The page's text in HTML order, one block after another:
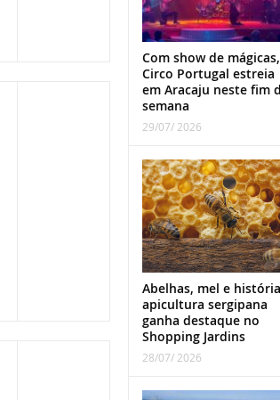
Com show de mágicas,
Circo Portugal estreia
em Aracaju neste fim
semana
29/07/ 2026
Abelhas, mel e
apicultura sergipana
ganha destaque no
Shopping Jardins
28/07/ 2026